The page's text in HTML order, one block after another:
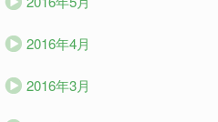
2016年4月
2016年3月